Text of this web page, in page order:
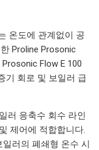
온도에 관계없이 공
Proline Prosonic
Flow E 100
기 회로 및 보일러 급
러 응축수 회수 라인
제어에 적합합니다.
러의 폐쇄형 온수 시